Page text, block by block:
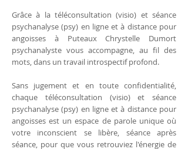
Grâce à la téléconsultation (visio) et séance
psychanalyse (psy) en ligne et à distance pour
angoisses à Puteaux Chrystelle Dumort
psychanalyste vous accompagne, au fil des
mots, dans un travail introspectif profond.
Sans jugement et en toute confidentialité,
chaque téléconsultation (visio) et séance
psychanalyse (psy) en ligne et à distance pour
angoisses est un espace de parole unique où
votre inconscient se libère, séance après
séance, pour que vous retrouviez l'énergie de